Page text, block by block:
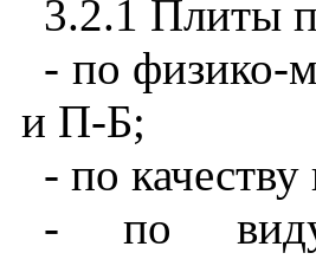
3.2.1 Плиты
- по физико-
и П-Б;
- по качеству
- по